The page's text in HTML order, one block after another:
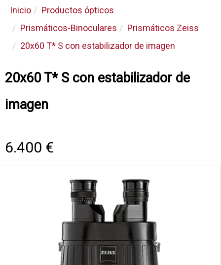
Inicio
Productos ópticos
Prismáticos-Binoculares
Prismáticos Zeiss
20x60 T* S con estabilizador de imagen
20x60 T* S con estabilizador de
imagen
6.400 €